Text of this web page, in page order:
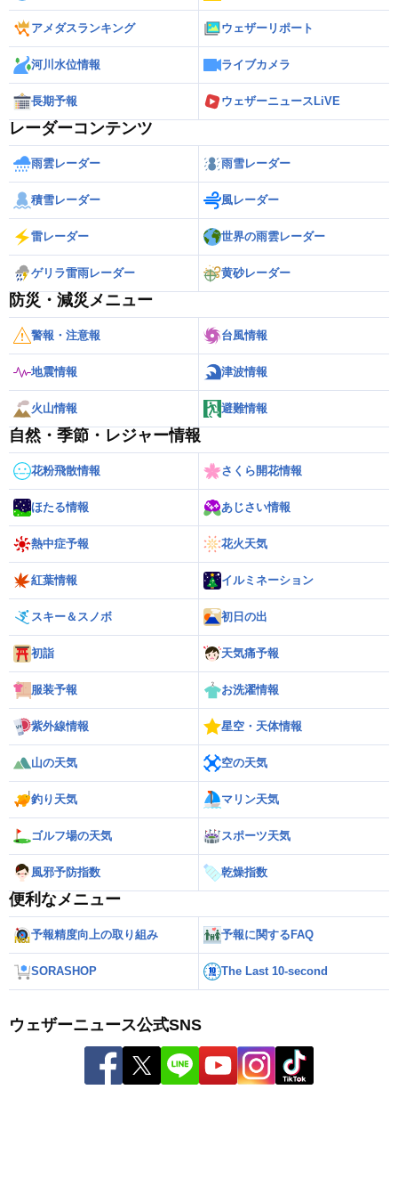
アメダスランキング ウェザーリポート
河川水位情報 ライブカメラ
長期予報 ウェザーニュースLiVE
レーダーコンテンツ
雨雲レーダー 雨雪レーダー
積雪レーダー 風レーダー
雷レーダー 世界の雨雲レーダー
ゲリラ雷雨レーダー 黄砂レーダー
防災・減災メニュー
警報・注意報 台風情報
地震情報 津波情報
火山情報 避難情報
自然・季節・レジャー情報
花粉飛散情報 さくら開花情報
ほたる情報 あじさい情報
熱中症予報 花火天気
紅葉情報 イルミネーション
スキー＆スノボ 初日の出
初詣 天気痛予報
服装予報 お洗濯情報
紫外線情報 星空・天体情報
山の天気 空の天気
釣り天気 マリン天気
ゴルフ場の天気 スポーツ天気
風邪予防指数 乾燥指数
便利なメニュー
予報精度向上の取り組み 予報に関するFAQ
SORASHOP The Last 10-second
ウェザーニュース公式SNS